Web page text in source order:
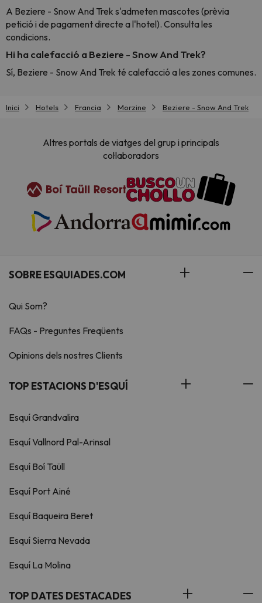
A Beziere - Snow And Trek s'admeten mascotes (prèvia
petició i de pagament directe a l'hotel). Consulta les
condicions.
Hi ha calefacció a Beziere - Snow And Trek?
Sí, Beziere - Snow And Trek té calefacció a les zones comunes.
Inici Hotels Francia Morzine Beziere - Snow And Trek
Altres portals de viatges del grup i principals
col·laboradors
SOBRE ESQUIADES.COM
Qui Som?
FAQs - Preguntes Freqüents
Opinions dels nostres Clients
TOP ESTACIONS D'ESQUÍ
Esquí Grandvalira
Esquí Vallnord Pal-Arinsal
Esquí Boí Taüll
Esquí Port Ainé
Esquí Baqueira Beret
Esquí Sierra Nevada
Esquí La Molina
TOP DATES DESTACADES